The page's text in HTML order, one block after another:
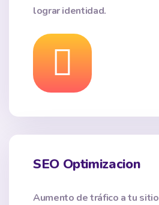
lograr identidad.
SEO Optimizacion
Aumento de tráfico a tu